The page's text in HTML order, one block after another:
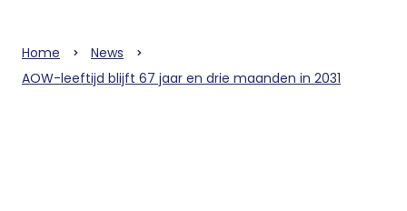
Home
News
AOW-leeftijd blijft 67 jaar en drie maanden in 2031